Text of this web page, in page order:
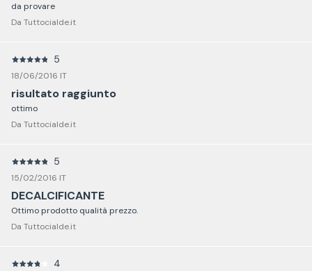
da provare
Da Tuttocialde.it
5
18/06/2016 IT
risultato raggiunto
ottimo
Da Tuttocialde.it
5
15/02/2016 IT
DECALCIFICANTE
Ottimo prodotto qualità prezzo.
Da Tuttocialde.it
4